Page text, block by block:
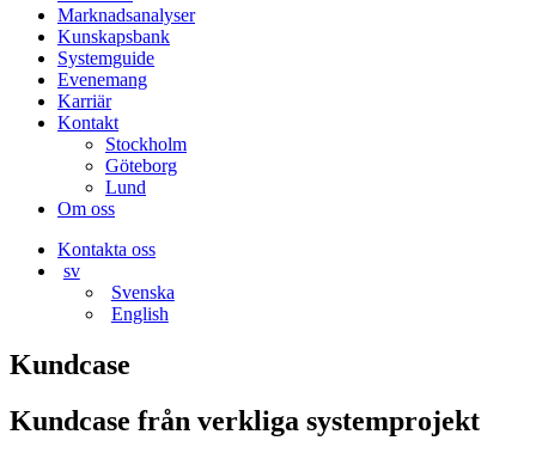
Marknadsanalyser
Kunskapsbank
Systemguide
Evenemang
Karriär
Kontakt
Stockholm
Göteborg
Lund
Om oss
Kontakta oss
sv
Svenska
English
Kundcase
Kundcase från verkliga systemprojekt